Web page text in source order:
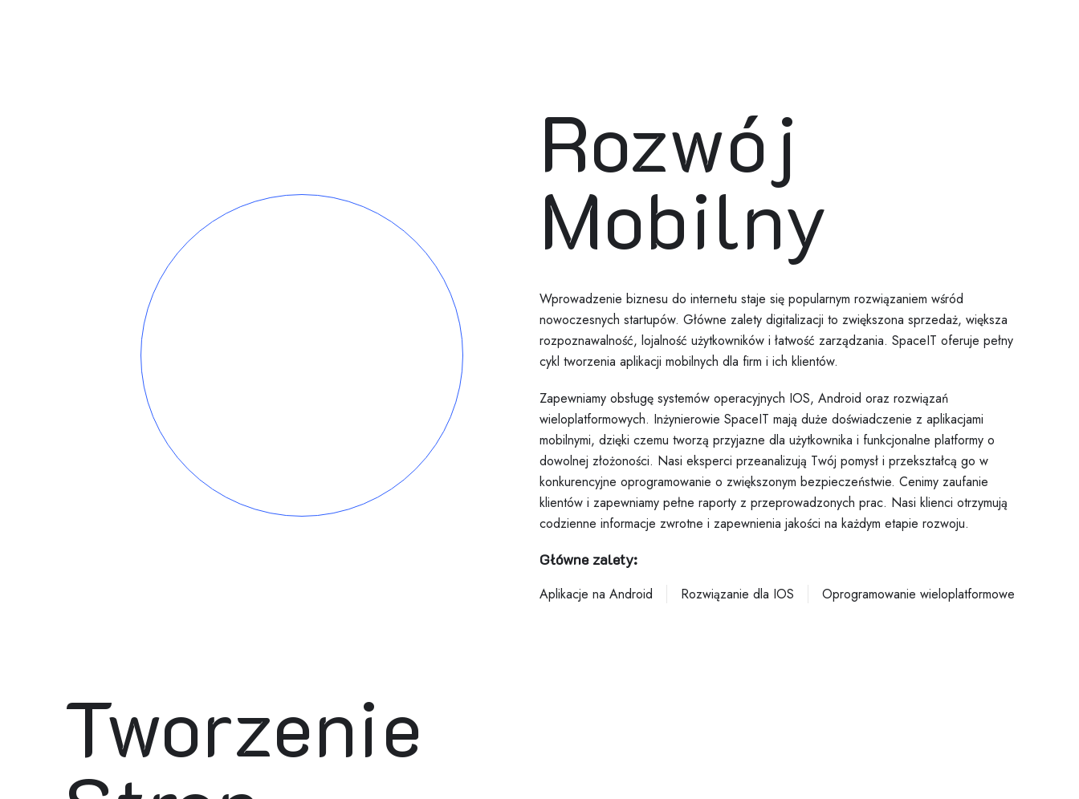
Rozwój
Mobilny
Wprowadzenie biznesu do internetu staje się popularnym rozwiązaniem wśród
nowoczesnych startupów. Główne zalety digitalizacji to zwiększona sprzedaż, większa
rozpoznawalność, lojalność użytkowników i łatwość zarządzania. SpaceIT oferuje pełny
cykl tworzenia aplikacji mobilnych dla firm i ich klientów.
Zapewniamy obsługę systemów operacyjnych IOS, Android oraz rozwiązań
wieloplatformowych. Inżynierowie SpaceIT mają duże doświadczenie z aplikacjami
mobilnymi, dzięki czemu tworzą przyjazne dla użytkownika i funkcjonalne platformy o
dowolnej złożoności. Nasi eksperci przeanalizują Twój pomysł i przekształcą go w
konkurencyjne oprogramowanie o zwiększonym bezpieczeństwie. Cenimy zaufanie
klientów i zapewniamy pełne raporty z przeprowadzonych prac. Nasi klienci otrzymują
codzienne informacje zwrotne i zapewnienia jakości na każdym etapie rozwoju.
Główne zalety:
Aplikacje na Android Rozwiązanie dla IOS Oprogramowanie wieloplatformowe
Tworzenie